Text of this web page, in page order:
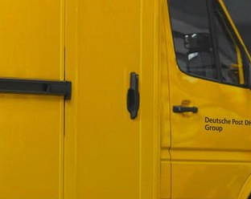
výhody
státu
letním
Zisk